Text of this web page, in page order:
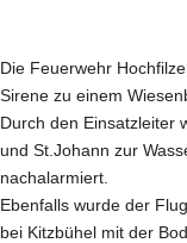
Die Feuerwehr
Sirene zu einem
Durch den Einsatzleiter
und St.Johann zur
nachalarmiert.
Ebenfalls wurde der
bei Kitzbühel mit der